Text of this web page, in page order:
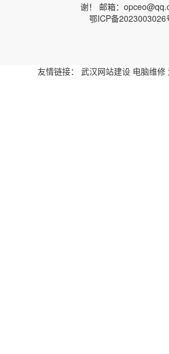
谢！ 邮箱：
鄂ICP备2023003026
友情链接： 武汉网站建设 电脑维修